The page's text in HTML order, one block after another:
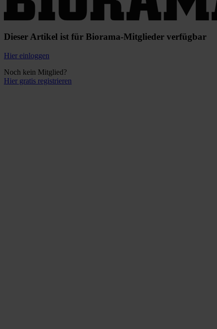
Dieser Artikel ist für Biorama-Mitglieder verfügbar
Hier einloggen
Noch kein Mitglied?
Hier gratis registrieren